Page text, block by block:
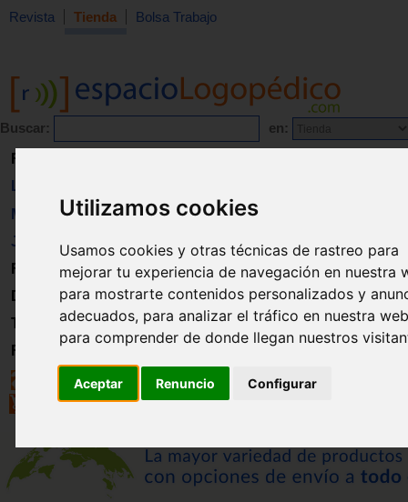
Utilizamos cookies
Usamos cookies y otras técnicas de rastreo para
mejorar tu experiencia de navegación en nuestra
para mostrarte contenidos personalizados y
adecuados, para analizar el tráfico en nuestra
para comprender de donde llegan nuestros
Aceptar Renuncio Configurar
Revista Tienda Bolsa Trabajo
Buscar: en:
Revista
Libros
Material
Juguetes
Formación
Directorio
Trabajo
Registro